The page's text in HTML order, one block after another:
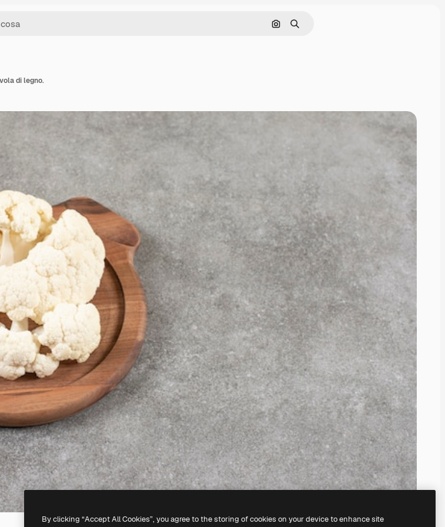
Cerca per immagine
Ricerca
di legno.
By clicking “Accept All Cookies”, you agree to the storing of cookies on your device to enhance site